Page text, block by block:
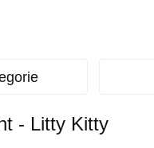
- Litty Kitty